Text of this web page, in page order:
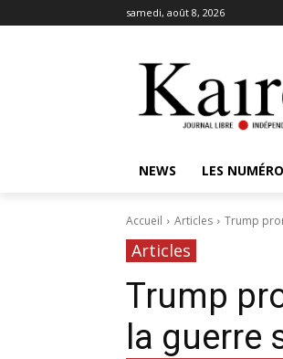
samedi, août 8, 2026
NEWS LES
Accueil Articles Trump
Articles
Trump
la guerre